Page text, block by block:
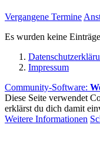
Vergangene Termine
Es wurden keine
Impressum
Community-Software:
Diese Seite verwendet
erklärst du dich damit
Weitere Informationen